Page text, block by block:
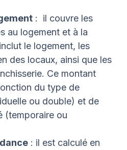
: il couvre les
au logement et à la
le logement, les
des locaux, ainsi que les
Ce montant
du type de
ou double) et de
(temporaire ou
: il est calculé en